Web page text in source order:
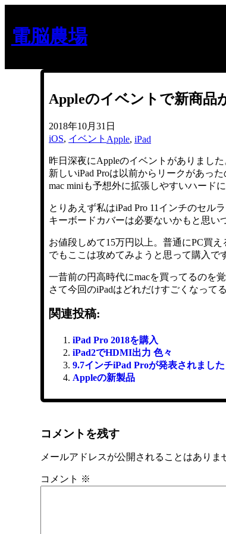
を
ス
ッ
電脳農場
Appleのイベントで新商品
2018年10月31日
iOS, イベント Apple, iPad
昨日深夜にAppleのイベントがありました
新しいiPad Proは以前からリークがあっ
mac miniも予想外に拡張しやすいハード
とりあえず私はiPad Pro 11インチのセル
キーボードカバーは必要ないかもと思い
お値段しめて15万円以上。普通にPC買え
でもここは攻めてみようと思って購入で
一昔前の円高時代にmacを買ってるのを
さて今回のiPadはどれだけすごくなって
関連投稿:
iPad Pro 2018を購入
iPad2でHDMI出力 色々
9.7インチiPad Proが発表されました
Appleの新製品
コメントを残す
メールアドレスが公開されることはありま
コメント ※